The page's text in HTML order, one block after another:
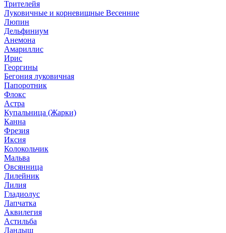
Трителейя
Луковичные и корневищные Весенние
Люпин
Дельфиниум
Анемона
Амариллис
Ирис
Георгины
Бегония луковичная
Папоротник
Флокс
Астра
Купальница (Жарки)
Канна
Фрезия
Иксия
Колокольчик
Мальва
Овсянница
Лилейник
Лилия
Гладиолус
Лапчатка
Аквилегия
Астильба
Ландыш